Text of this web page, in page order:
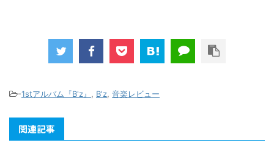
-1stアルバム『B'z』 , B'z, 音楽レビュー
関連記事